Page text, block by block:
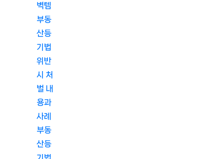
벽템
부동
산등
기법
위반
시 처
벌 내
용과
사례
부동
산등